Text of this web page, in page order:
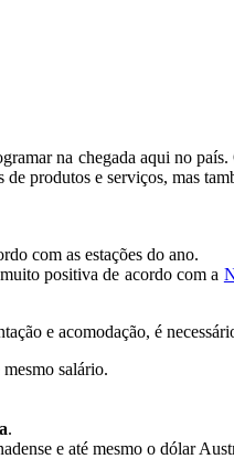
na chegada aqui no
produtos e serviços, mas
com as estações do ano.
positiva de acordo com a
e acomodação, é
salário.
.
e até mesmo o dólar